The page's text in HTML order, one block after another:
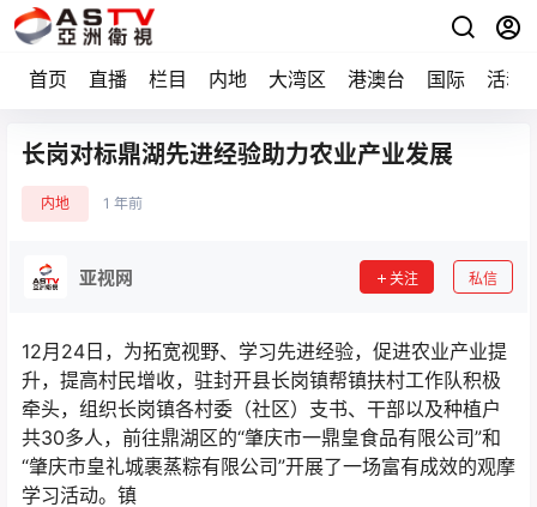
首页 直播 栏目 内地 大湾区 港澳台 国际 活动
长岗对标鼎湖先进经验助力农业产业发展
内地 1 年前
亚视网 关注 私信
12月24日，为拓宽视野、学习先进经验，促进农业产业提
升，提高村民增收，驻封开县长岗镇帮镇扶村工作队积极
牵头，组织长岗镇各村委（社区）支书、干部以及种植户
共30多人，前往鼎湖区的“肇庆市一鼎皇食品有限公司”和
“肇庆市皇礼城裹蒸粽有限公司”开展了一场富有成效的观摩
学习活动。镇